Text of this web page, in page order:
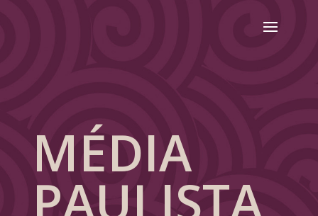
MÉDIA
PAULISTA